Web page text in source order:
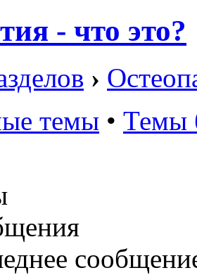
- что это?
›
темы • Темы